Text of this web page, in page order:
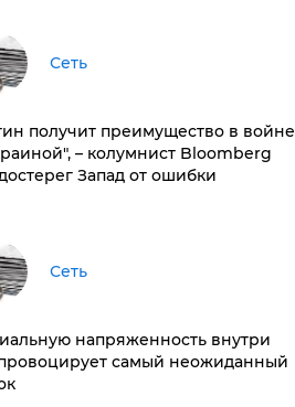
Сеть
получит преимущество в войне
– колумнист Bloomberg
Запад от ошибки
Сеть
напряженность внутри
самый неожиданный